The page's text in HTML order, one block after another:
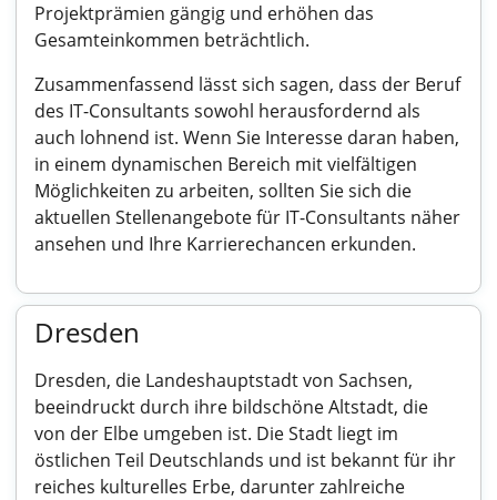
Projektprämien gängig und erhöhen das
Gesamteinkommen beträchtlich.
Zusammenfassend lässt sich sagen, dass der Beruf
des IT-Consultants sowohl herausfordernd als
auch lohnend ist. Wenn Sie Interesse daran haben,
in einem dynamischen Bereich mit vielfältigen
Möglichkeiten zu arbeiten, sollten Sie sich die
aktuellen Stellenangebote für IT-Consultants näher
ansehen und Ihre Karrierechancen erkunden.
Dresden
Dresden, die Landeshauptstadt von Sachsen,
beeindruckt durch ihre bildschöne Altstadt, die
von der Elbe umgeben ist. Die Stadt liegt im
östlichen Teil Deutschlands und ist bekannt für ihr
reiches kulturelles Erbe, darunter zahlreiche